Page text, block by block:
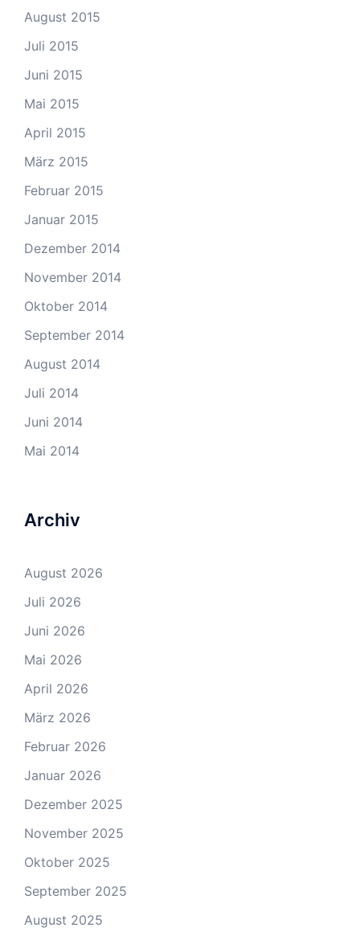
August 2015
Juli 2015
Juni 2015
Mai 2015
April 2015
März 2015
Februar 2015
Januar 2015
Dezember 2014
November 2014
Oktober 2014
September 2014
August 2014
Juli 2014
Juni 2014
Mai 2014
Archiv
August 2026
Juli 2026
Juni 2026
Mai 2026
April 2026
März 2026
Februar 2026
Januar 2026
Dezember 2025
November 2025
Oktober 2025
September 2025
August 2025